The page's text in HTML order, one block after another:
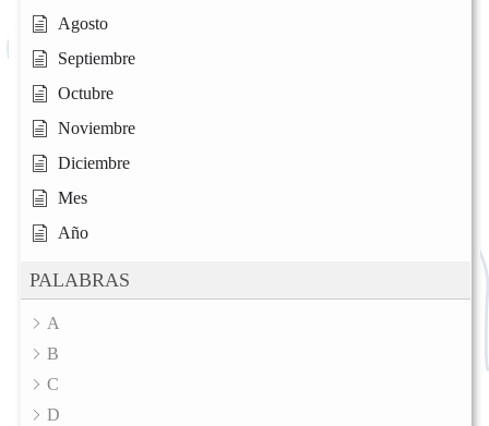
Agosto
Septiembre
Octubre
Noviembre
Diciembre
Mes
Año
PALABRAS
A
B
C
D